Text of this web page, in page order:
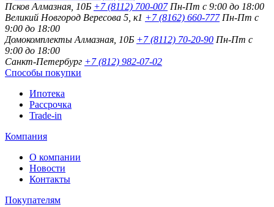
Псков Алмазная, 10Б +7 (8112) 700-007 Пн-Пт с 9:00 до 18:00
Великий Новгород Вересова 5, к1 +7 (8162) 660-777 Пн-Пт с
9:00 до 18:00
Домокомплекты Алмазная, 10Б +7 (8112) 70-20-90 Пн-Пт с
9:00 до 18:00
Санкт-Петербург +7 (812) 982-07-02
Способы покупки
Ипотека
Рассрочка
Trade-in
Компания
О компании
Новости
Контакты
Покупателям